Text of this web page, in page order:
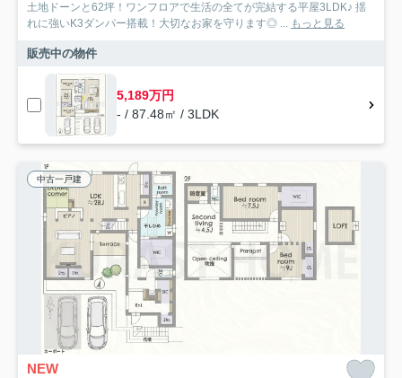
土地ドーンと62坪！ワンフロアで生活の全てが完結する平屋3LDK♪ 揺
れに強いK3ダンパー搭載！大切なお家を守ります◎ ... もっと見る
販売中の物件
5,189万円
- / 87.48㎡ / 3LDK
中古一戸建
NEW